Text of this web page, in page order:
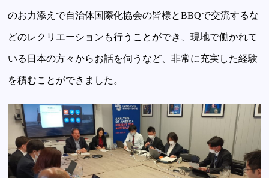
のお力添えで自治体国際化協会の皆様とBBQで交流するな
どのレクリエーションも行うことができ、現地で働かれて
いる日本の方々からお話を伺うなど、非常に充実した経験
を積むことができました。